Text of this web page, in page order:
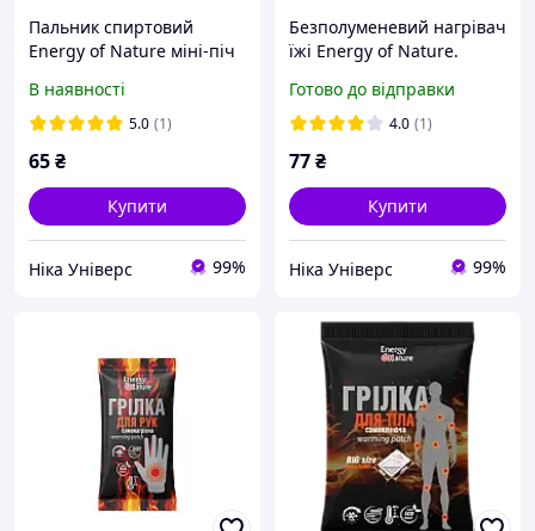
Пальник спиртовий
Energy of Nature міні-піч
нагрівання їжі 240 мл.
Спиртова свічка
В наявності
5.0 (1)
65₴
Купити
Ніка Універс 99%
Безполуменевий нагрівач
їжі Energy of Nature.
сухпайка
Готово до відправки
4.0 (1)
77₴
Купити
Ніка Універс 99%